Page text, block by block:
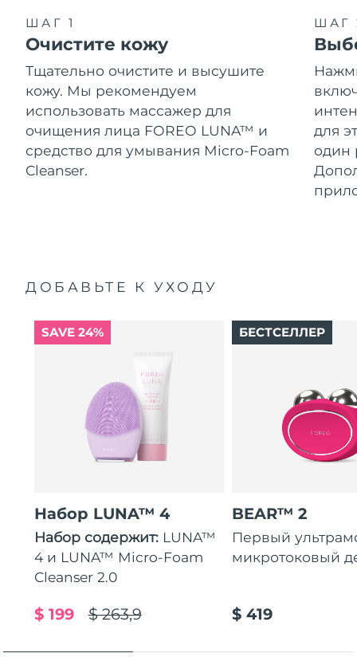
ШАГ 1
Очистите кожу
Тщательно очистите и высушите
кожу. Мы рекомендуем
использовать массажер для
очищения лица FOREO LUNA™ и
средство для умывания Micro-Foam
Cleanser.
ШАГ
для
один
ДОБАВЬТЕ К УХОДУ
SAVE 24%
Набор LUNA™ 4
Набор содержит: LUNA™
4 и LUNA™ Micro-Foam
Cleanser 2.0
$ 263,9
$ 199
BEAR™ 2
Первый
микротоковый
$ 419
БЕСТСЕЛЛЕР